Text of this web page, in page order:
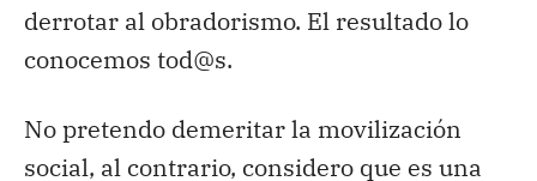
derrotar al obradorismo. El resultado lo
conocemos tod@s.
No pretendo demeritar la movilización
social, al contrario, considero que es una